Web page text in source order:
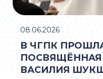
В ЧГПК
ПОСВЯЩЁННАЯ
ВАСИЛИЯ
08.06.2026